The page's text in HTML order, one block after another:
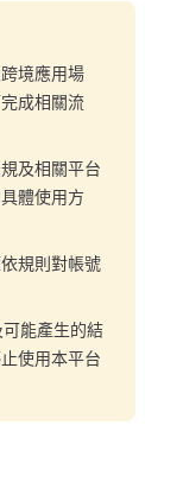
境應用場
成相關流
及相關平台
體使用方
規則對帳號
能產生的結
使用本平台